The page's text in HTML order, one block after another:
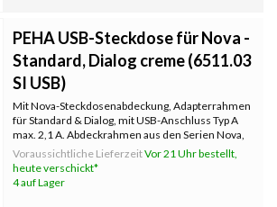
PEHA USB-Steckdose für Nova -
Standard, Dialog creme (6511.03
SI USB)
Mit Nova-Steckdosenabdeckung, Adapterrahmen
für Standard & Dialog, mit USB-Anschluss Typ A
max. 2,1 A. Abdeckrahmen aus den Serien Nova,
Standard oder Dialog müssen separat bestellt
werden.
Voraussichtliche LieferzeitVor 21 Uhr bestellt,
heute verschickt*
4 auf Lager